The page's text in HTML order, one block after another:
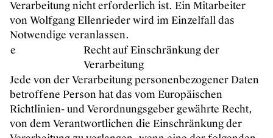
Verarbeitung nicht erforderlich ist. Ein Mitarbeiter
von Wolfgang Ellenrieder wird im Einzelfall das
Notwendige veranlassen.
e
Recht auf Einschränkung der
Verarbeitung
Jede von der Verarbeitung personenbezogener Daten
betroffene Person hat das vom Europäischen
Richtlinien- und Verordnungsgeber gewährte Recht,
von dem Verantwortlichen die Einschränkung der